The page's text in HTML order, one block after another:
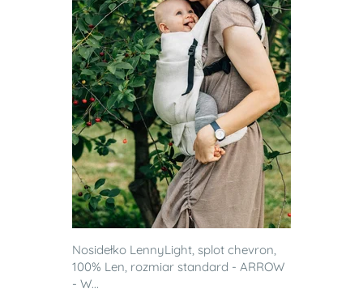
Nosidełko LennyLight, splot chevron,
100% Len, rozmiar standard - ARROW
- W...